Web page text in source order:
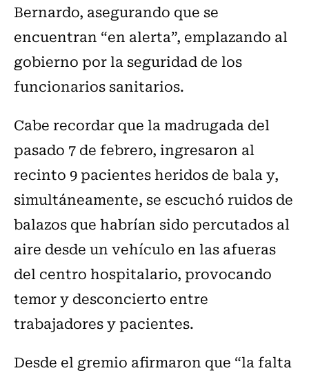
Bernardo, asegurando que se
encuentran “en alerta”, emplazando al
gobierno por la seguridad de los
funcionarios sanitarios.
Cabe recordar que la madrugada del
pasado 7 de febrero, ingresaron al
recinto 9 pacientes heridos de bala y,
simultáneamente, se escuchó ruidos de
balazos que habrían sido percutados al
aire desde un vehículo en las afueras
del centro hospitalario, provocando
temor y desconcierto entre
trabajadores y pacientes.
Desde el gremio afirmaron que “la falta